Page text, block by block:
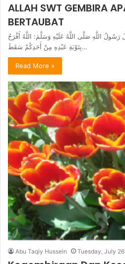
ALLAH SWT GEMBIRA
BERTAUBAT
اللَّهِ صَلَّى اللَّهُ عَلَيْهِ وَسَلَّمَ: اللَّهُ أَفْرَحُ
بِتَوْبَةِ عَبْدِهِ مِنْ أَحَدِكُمْ سَقَطَ…
Read More »
Abu Taqiy Hussein Tuesday, July